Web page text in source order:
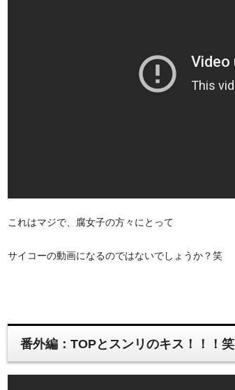
これはマジで、腐女子の方々にとって
サイコーの動画になるのではないでしょうか？笑
番外編：TOPとスンリのキス！！！笑